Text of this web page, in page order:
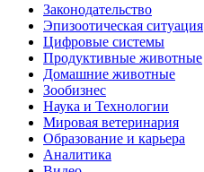
Законодательство
Эпизоотическая ситуация
Цифровые системы
Продуктивные животные
Домашние животные
Зообизнес
Наука и Технологии
Мировая ветеринария
Образование и карьера
Аналитика